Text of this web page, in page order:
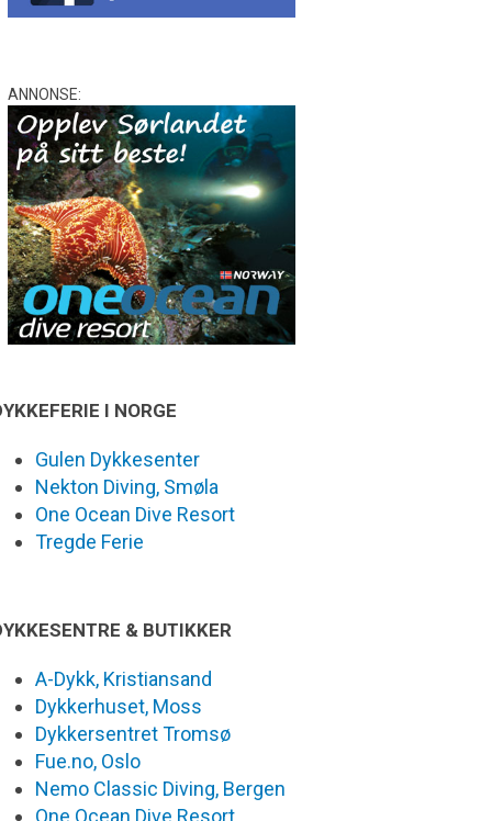
ANNONSE:
I NORGE
Gulen Dykkesenter
Nekton Diving, Smøla
One Ocean Dive Resort
Tregde Ferie
& BUTIKKER
A-Dykk, Kristiansand
Dykkerhuset, Moss
Dykkersentret Tromsø
Fue.no, Oslo
Nemo Classic Diving, Bergen
One Ocean Dive Resort